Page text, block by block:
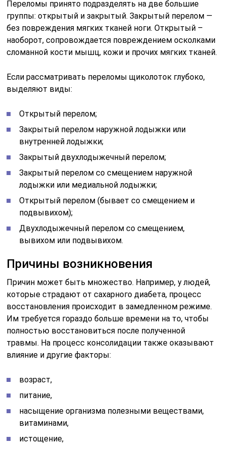
Закрытый двухлодыжечный перелом;
Закрытый перелом со смещением наружной
лодыжки или медиальной лодыжки;
Открытый перелом (бывает со смещением и
Двухлодыжечный перелом со смещением,
вывихом или подвывихом.
Причины возникновения
Причин может быть множество. Например, у людей,
которые страдают от сахарного диабета, процесс
восстановления происходит в замедленном режиме.
полностью восстановиться после полученной
травмы. На процесс консолидации также оказывают
влияние и другие факторы:
возраст,
питание,
насыщение организма полезными веществами,
истощение,
наличие инфекции.
Именно поэтому нужно четко следовать всем
предписаниям доктора. Ведь только так человек
может быть уверен в том, что его выздоровление
будет полным и не займет много времени.
Три периода образования костной
мозоли
развитие асептического воспаления в месте